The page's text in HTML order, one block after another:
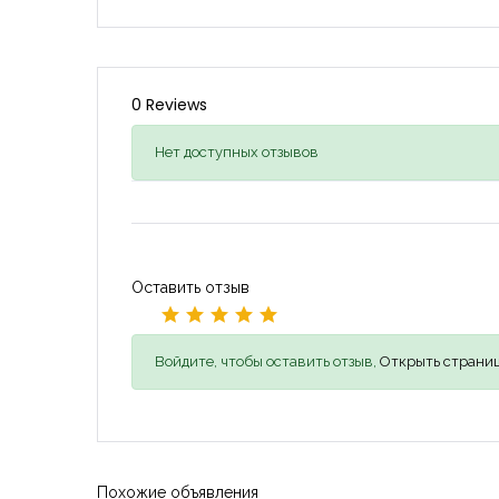
0 Reviews
Нет доступных отзывов
Оставить отзыв
Войдите, чтобы оставить отзыв, Открыть
Похожие объявления